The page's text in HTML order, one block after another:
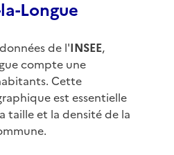
Longue
de l'INSEE,
compte une
Cette
est essentielle
taille et la densité de la